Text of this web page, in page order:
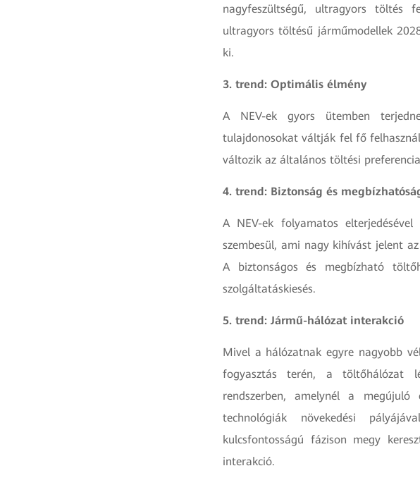
nagyfeszültségű, ultragyors töltés
ultragyors töltésű járműmodellek
ki.
3. trend: Optimális élmény
A NEV-ek gyors ütemben
tulajdonosokat váltják fel fő
változik az általános töltési
4. trend: Biztonság és
A NEV-ek folyamatos
szembesül, ami nagy kihívást jelent
A biztonságos és megbízható
szolgáltatáskiesés.
5. trend: Jármű-hálózat interakció
Mivel a hálózatnak egyre nagyobb
fogyasztás terén, a töltőhálózat
rendszerben, amelynél a
technológiák növekedési
kulcsfontosságú fázison megy
interakció.